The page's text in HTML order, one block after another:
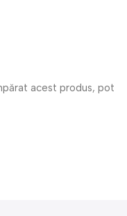
acest produs, pot